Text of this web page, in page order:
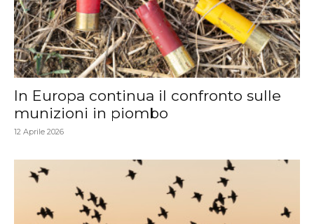
In Europa continua il confronto sulle
munizioni in piombo
12 Aprile 2026